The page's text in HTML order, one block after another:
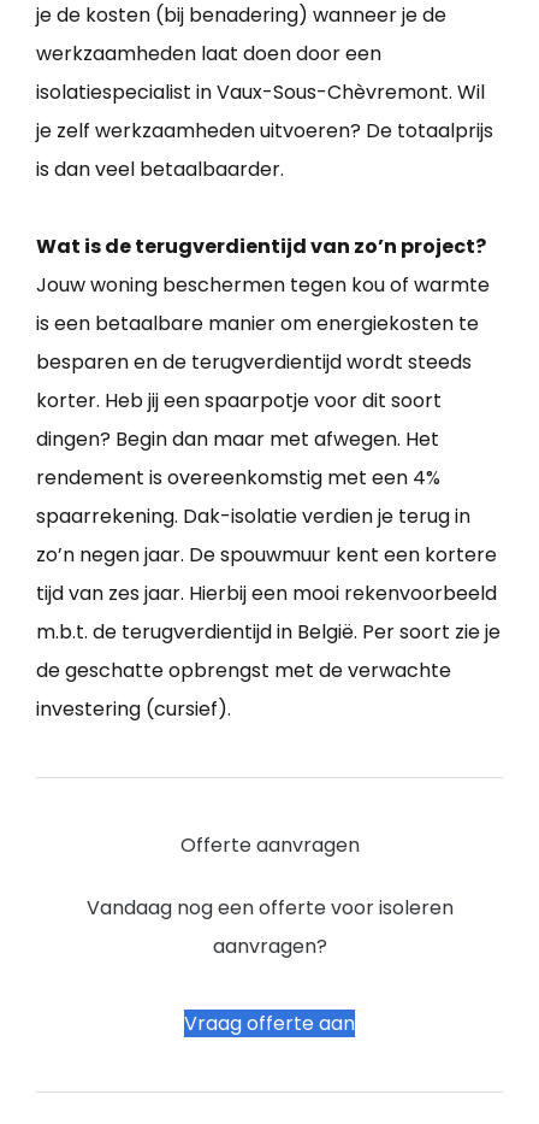
je de kosten (bij benadering) wanneer je de
werkzaamheden laat doen door een
isolatiespecialist in Vaux-Sous-Chèvremont. Wil
je zelf werkzaamheden uitvoeren? De totaalprijs
is dan veel betaalbaarder.
Wat is de terugverdientijd van zo’n project?
Jouw woning beschermen tegen kou of warmte
is een betaalbare manier om energiekosten te
besparen en de terugverdientijd wordt steeds
korter. Heb jij een spaarpotje voor dit soort
dingen? Begin dan maar met afwegen. Het
rendement is overeenkomstig met een 4%
spaarrekening. Dak-isolatie verdien je terug in
zo’n negen jaar. De spouwmuur kent een kortere
tijd van zes jaar. Hierbij een mooi rekenvoorbeeld
m.b.t. de terugverdientijd in België. Per soort zie je
de geschatte opbrengst met de verwachte
investering (cursief).
Offerte aanvragen
Vandaag nog een offerte voor isoleren
aanvragen?
Vraag offerte aan